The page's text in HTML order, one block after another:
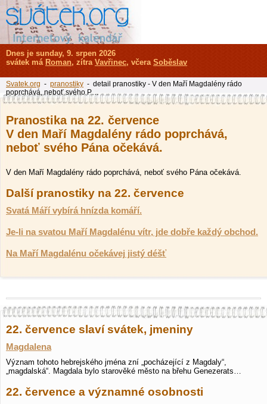
Pranostika na 22. července
V den Maří Magdalény rádo poprchává,
neboť svého Pána očekává.
V den Maří Magdalény rádo poprchává, neboť svého Pána očekává.
Další pranostiky na 22. července
Svatá Máří vybírá hnízda komáří.
Je-li na svatou Maří Magdalénu vítr, jde dobře každý obchod.
Na Maří Magdalénu očekávej jistý déšť
22. července slaví svátek, jmeniny
Magdalena
Význam tohoto hebrejského jména zní „pocházející z Magdaly“,
„magdalská“. Magdala bylo starověké město na břehu Genezerats…
22. července a významné osobnosti
Dnes je sunday, 9. srpen 2026
svátek má Roman, zítra Vavřinec, včera Soběslav
Svatek.org - pranostiky - detail pranostiky - V den Maří Magdalény rádo
poprchává, neboť svého P…